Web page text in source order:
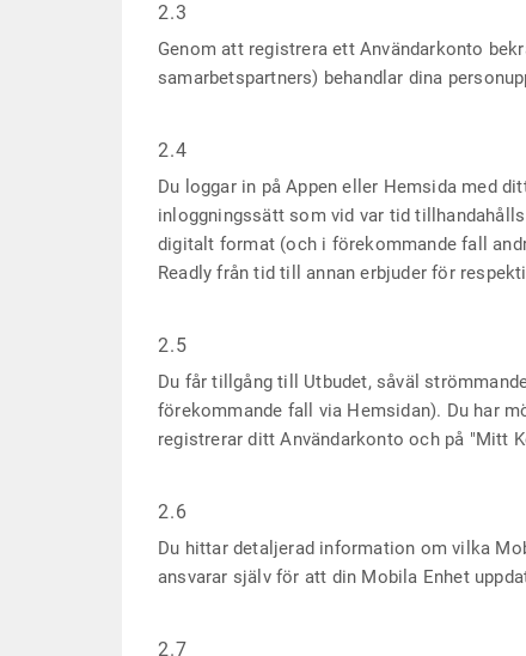
2.3
Genom att registrera ett Användarkonto
samarbetspartners) behandlar dina
2.4
Du loggar in på Appen eller Hemsida med
inloggningssätt som vid var tid
digitalt format (och i förekommande fall
Readly från tid till annan erbjuder för
2.5
Du får tillgång till Utbudet, såväl
förekommande fall via Hemsidan). Du har
registrerar ditt Användarkonto och på "Mitt
2.6
Du hittar detaljerad information om vilka
ansvarar själv för att din Mobila Enhet
2.7